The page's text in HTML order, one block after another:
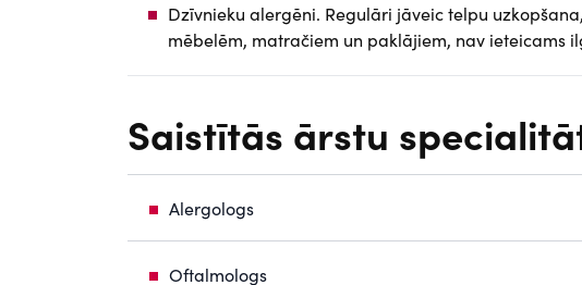
Dzīvnieku alergēni. Regulāri jāveic telpu
mēbelēm, matračiem un paklājiem, nav ieteicams
Saistītās ārstu
Alergologs
Oftalmologs